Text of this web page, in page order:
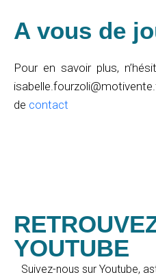
A vous de
Pour en savoir plus,
de contact
YOUTUBE
Suivez-nous sur Youtube,